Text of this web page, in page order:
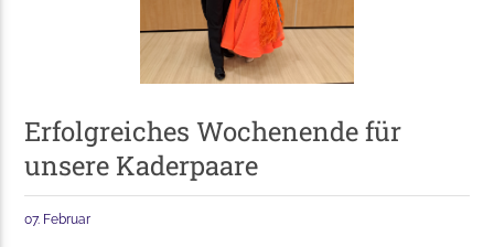
Erfolgreiches Wochenende für
unsere Kaderpaare
07. Februar